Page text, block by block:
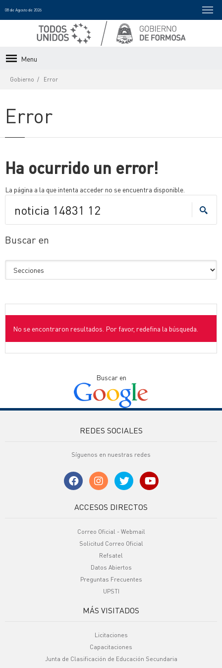
08 de Agosto de 2026
Menu
Gobierno Error
Error
Ha ocurrido un error!
La página a la que intenta acceder no se encuentra disponible.
Buscar en
No se encontraron resultados. Por favor, redefina la búsqueda.
Buscar en
REDES SOCIALES
Síguenos en nuestras redes
ACCESOS DIRECTOS
Correo Oficial - Webmail
Solicitud Correo Oficial
Refsatel
Datos Abiertos
Preguntas Frecuentes
UPSTI
MÁS VISITADOS
Licitaciones
Capacitaciones
Junta de Clasificación de Educación Secundaria